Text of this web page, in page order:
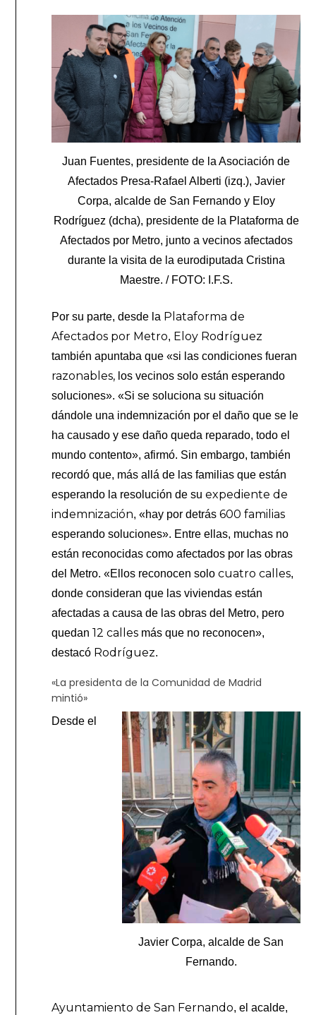
Juan Fuentes, presidente de la Asociación de
Afectados Presa-Rafael Alberti (izq.), Javier
Corpa, alcalde de San Fernando y Eloy
Rodríguez (dcha), presidente de la Plataforma de
Afectados por Metro, junto a vecinos afectados
durante la visita de la eurodiputada Cristina
Maestre. / FOTO: I.F.S.
Por su parte, desde la Plataforma de
Afectados por Metro, Eloy Rodríguez
también apuntaba que «si las condiciones fueran
razonables, los vecinos solo están esperando
soluciones». «Si se soluciona su situación
dándole una indemnización por el daño que se le
ha causado y ese daño queda reparado, todo el
mundo contento», afirmó. Sin embargo, también
recordó que, más allá de las familias que están
esperando la resolución de suexpediente de
indemnización, «hay por detrás 600 familias
esperando soluciones». Entre ellas, muchas no
están reconocidas como afectados por las obras
del Metro. «Ellos reconocen solo cuatro calles,
donde consideran que las viviendas están
afectadas a causa de las obras del Metro, pero
quedan12 calles más que no reconocen»,
destacó Rodríguez.
«La presidenta de la Comunidad de Madrid
mintió»
Javier Corpa, alcalde de San
Fernando.
Desde el
Ayuntamiento de San Fernando, el acalde,